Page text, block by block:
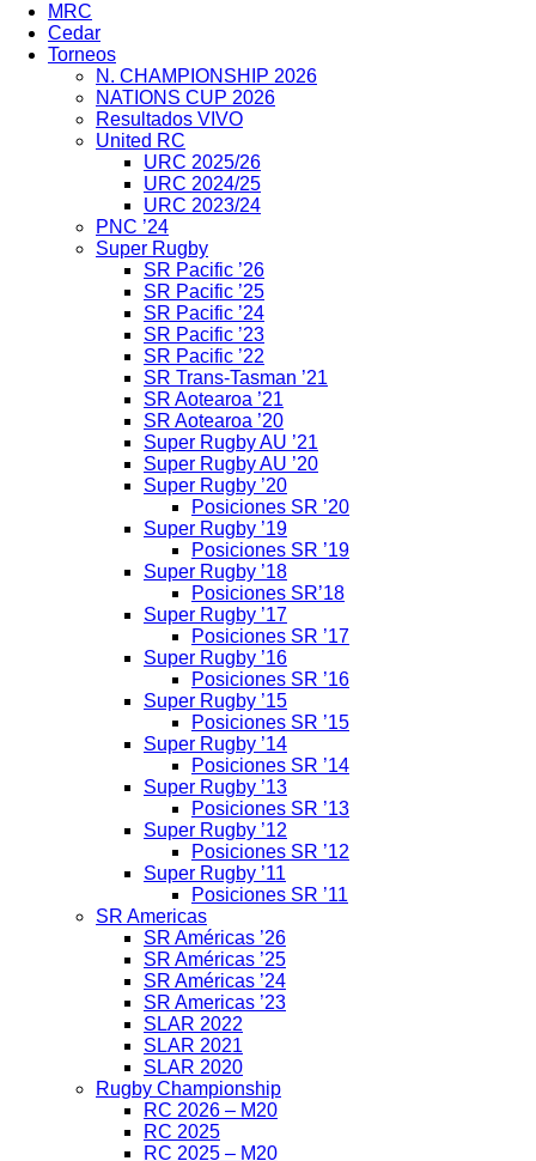
MRC
Cedar
Torneos
N. CHAMPIONSHIP 2026
NATIONS CUP 2026
Resultados VIVO
United RC
URC 2025/26
URC 2024/25
URC 2023/24
PNC ’24
Super Rugby
SR Pacific ’26
SR Pacific ’25
SR Pacific ’24
SR Pacific ’23
SR Pacific ’22
SR Trans-Tasman ’21
SR Aotearoa ’21
SR Aotearoa ’20
Super Rugby AU ’21
Super Rugby AU ’20
Super Rugby ’20
Posiciones SR ’20
Super Rugby ’19
Posiciones SR ’19
Super Rugby ’18
Posiciones SR’18
Super Rugby ’17
Posiciones SR ’17
Super Rugby ’16
Posiciones SR ’16
Super Rugby ’15
Posiciones SR ’15
Super Rugby ’14
Posiciones SR ’14
Super Rugby ’13
Posiciones SR ’13
Super Rugby ’12
Posiciones SR ’12
Super Rugby ’11
Posiciones SR ’11
SR Americas
SR Américas ’26
SR Américas ’25
SR Américas ’24
SR Americas ’23
SLAR 2022
SLAR 2021
SLAR 2020
Rugby Championship
RC 2026 – M20
RC 2025
RC 2025 – M20